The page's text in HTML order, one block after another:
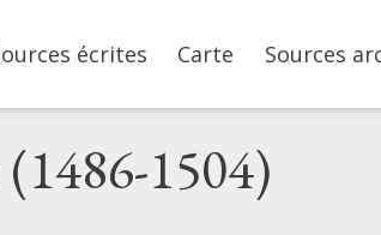
navigation
écrites Carte Sources
(1486-1504)